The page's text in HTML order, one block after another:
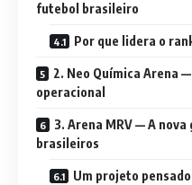
futebol brasileiro
Por que lidera o
2. Neo Química Arena
operacional
3. Arena MRV — A
brasileiros
Um projeto